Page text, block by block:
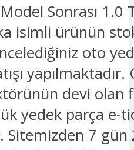
Sonrası 1.0
isimli ürünün
oto
devi olan
yedek parça e-
Sitemizden 7 gün